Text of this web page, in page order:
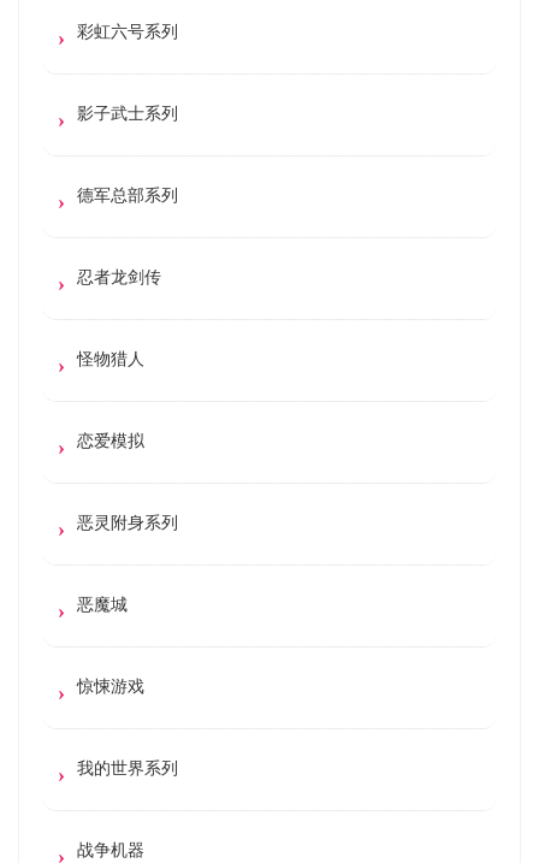
彩虹六号系列
影子武士系列
德军总部系列
忍者龙剑传
怪物猎人
恋爱模拟
恶灵附身系列
恶魔城
惊悚游戏
我的世界系列
战争机器